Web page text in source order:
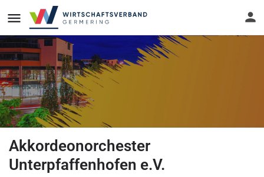
Akkordeonorchester
Unterpfaffenhofen e.V.